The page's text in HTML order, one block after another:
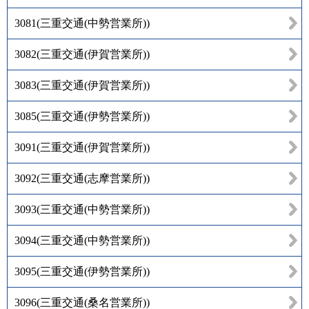
3081(三重交通(中勢営業所))
3082(三重交通(伊賀営業所))
3083(三重交通(伊賀営業所))
3085(三重交通(伊勢営業所))
3091(三重交通(伊賀営業所))
3092(三重交通(志摩営業所))
3093(三重交通(中勢営業所))
3094(三重交通(中勢営業所))
3095(三重交通(伊勢営業所))
3096(三重交通(桑名営業所))